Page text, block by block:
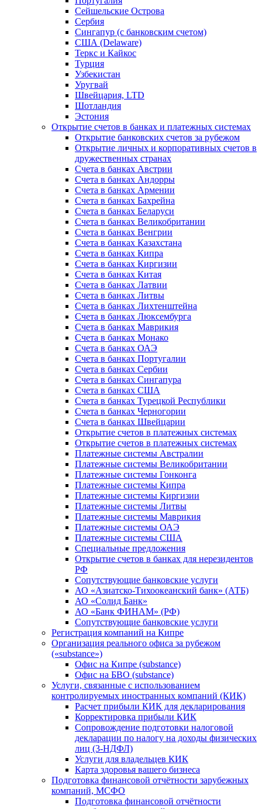
Сейшельские Острова
Сербия
Сингапур (c банковским счетом)
США (Delaware)
Теркс и Кайкос
Турция
Узбекистан
Уругвай
Швейцария, LTD
Шотландия
Эстония
Открытие счетов в банках и платежных системах
Открытие банковских счетов за рубежом
Открытие личных и корпоративных счетов в
дружественных странах
Счета в банках Австрии
Счета в банках Андорры
Счета в банках Армении
Счета в банках Бахрейна
Счета в банках Беларуси
Счета в банках Великобритании
Счета в банках Венгрии
Счета в банках Казахстана
Счета в банках Кипра
Счета в банках Киргизии
Счета в банках Китая
Счета в банках Латвии
Счета в банках Литвы
Счета в банках Лихтенштейна
Счета в банках Люксембурга
Счета в банках Маврикия
Счета в банках Монако
Счета в банках ОАЭ
Счета в банках Португалии
Счета в банках Сербии
Счета в банках Сингапура
Счета в банках США
Счета в банках Турецкой Республики
Счета в банках Черногории
Счета в банках Швейцарии
Открытие счетов в платежных системах
Открытие счетов в платежных системах
Платежные системы Австралии
Платежные системы Великобритании
Платежные системы Гонконга
Платежные системы Кипра
Платежные системы Киргизии
Платежные системы Литвы
Платежные системы Маврикия
Платежные системы ОАЭ
Платежные системы США
Специальные предложения
Открытие счетов в банках для нерезидентов
РФ
Сопутствующие банковские услуги
АО «Азиатско-Тихоокеанский банк» (АТБ)
АО «Солид Банк»
АО «Банк ФИНАМ» (РФ)
Сопутствующие банковские услуги
Регистрация компаний на Кипре
Организация реального офиса за рубежом
(«substance»)
Офис на Кипре (substance)
Офис на БВО (substance)
Услуги, связанные с использованием
контролируемых иностранных компаний (КИК)
Расчет прибыли КИК для декларирования
Корректировка прибыли КИК
Сопровождение подготовки налоговой
декларации по налогу на доходы физических
лиц (3-НДФЛ)
Услуги для владельцев КИК
Карта здоровья вашего бизнеса
Подготовка финансовой отчётности зарубежных
компаний, МСФО
Подготовка финансовой отчётности